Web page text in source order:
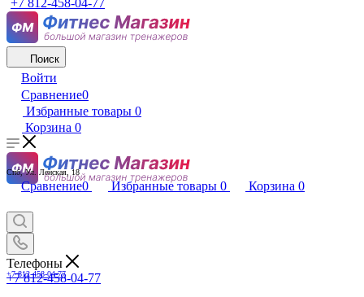
+7 812-458-04-77
Поиск
Войти
Сравнение0
Избранные товары 0
Корзина 0
Спб, Ул. Ленская, 18
Сравнение0 Избранные товары 0 Корзина 0
+7 812-458-04-77
Телефоны
+7 812-458-04-77